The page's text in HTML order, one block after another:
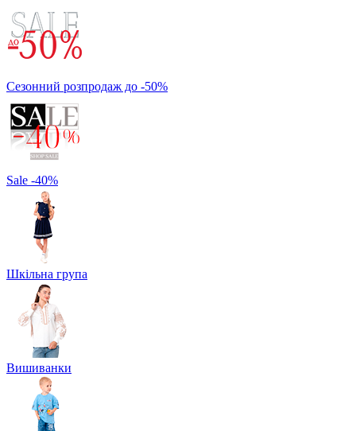
Сезонний розпродаж до -50%
Sale -40%
Шкільна група
Вишиванки